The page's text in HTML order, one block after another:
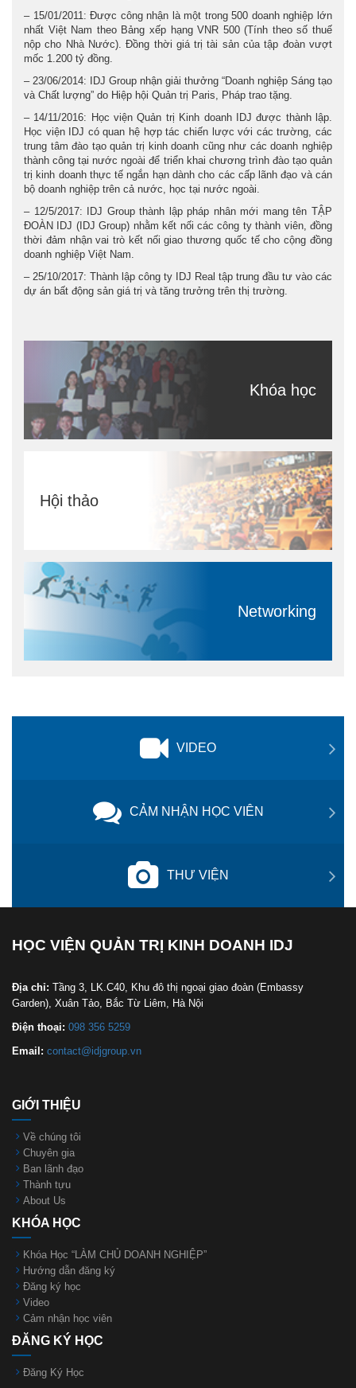
– 15/01/2011: Được công nhận là một trong 500 doanh nghiệp lớn
nhất Việt Nam theo Bảng xếp hạng VNR 500 (Tính theo số thuế
nộp cho Nhà Nước). Đồng thời giá trị tài sản của tập đoàn vượt
mốc 1.200 tỷ đồng.
– 23/06/2014: IDJ Group nhận giải thưởng “Doanh nghiệp Sáng tạo
và Chất lượng” do Hiệp hội Quản trị Paris, Pháp trao tặng.
– 14/11/2016: Học viện Quản trị Kinh doanh IDJ được thành lập.
Học viện IDJ có quan hệ hợp tác chiến lược với các trường, các
trung tâm đào tạo quản trị kinh doanh cũng như các doanh nghiệp
thành công tại nước ngoài để triển khai chương trình đào tạo quản
trị kinh doanh thực tế ngắn hạn dành cho các cấp lãnh đạo và cán
bộ doanh nghiệp trên cả nước, học tại nước ngoài.
– 12/5/2017: IDJ Group thành lập pháp nhân mới mang tên TẬP
ĐOÀN IDJ (IDJ Group) nhằm kết nối các công ty thành viên, đồng
thời đảm nhận vai trò kết nối giao thương quốc tế cho cộng đồng
doanh nghiệp Việt Nam.
– 25/10/2017: Thành lập công ty IDJ Real tập trung đầu tư vào các
dự án bất động sản giá trị và tăng trưởng trên thị trường.
Khóa học
Hội thảo
Networking
VIDEO
CẢM NHẬN HỌC VIÊN
THƯ VIỆN
HỌC VIỆN QUẢN TRỊ KINH DOANH IDJ
Địa chỉ: Tầng 3, LK.C40, Khu đô thị ngoại giao đoàn (Embassy
Garden), Xuân Tảo, Bắc Từ Liêm, Hà Nội
Điện thoại: 098 356 5259
Email: contact@idjgroup.vn
GIỚI THIỆU
Về chúng tôi
Chuyên gia
Ban lãnh đạo
Thành tựu
About Us
KHÓA HỌC
Khóa Học “LÀM CHỦ DOANH NGHIỆP”
Hướng dẫn đăng ký
Đăng ký học
Video
Cảm nhận học viên
ĐĂNG KÝ HỌC
Đăng Ký Học